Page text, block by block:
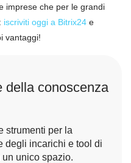
imprese che per le grandi
iscriviti oggi a Bitrix24 e
vantaggi!
della conoscenza
strumenti per la
degli incarichi e tool di
unico spazio.